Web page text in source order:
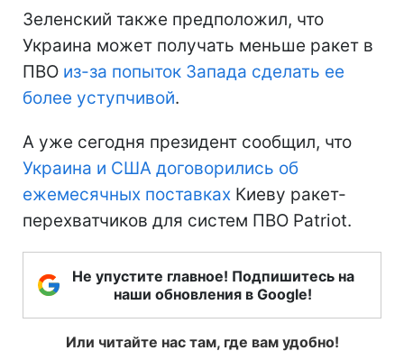
Зеленский также предположил, что
Украина может получать меньше ракет в
ПВО из-за попыток Запада сделать ее
более уступчивой.
А уже сегодня президент сообщил, что
Украина и США договорились об
ежемесячных поставках Киеву ракет-
перехватчиков для систем ПВО Patriot.
Не упустите главное! Подпишитесь на
наши обновления в Google!
Или читайте нас там, где вам удобно!